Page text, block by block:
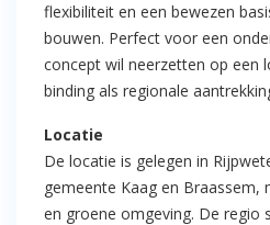
flexibiliteit en een bewezen
bouwen. Perfect voor een
concept wil neerzetten op een
binding als regionale
Locatie
De locatie is gelegen in
gemeente Kaag en Braassem,
en groene omgeving. De regio